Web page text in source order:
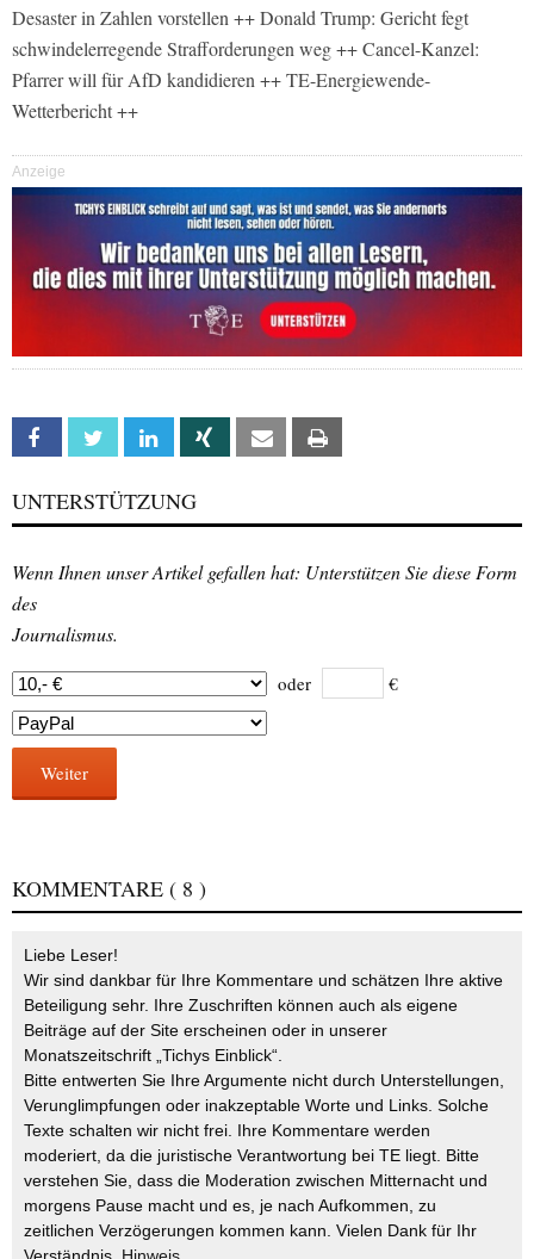
Desaster in Zahlen vorstellen ++ Donald Trump: Gericht fegt
schwindelerregende Strafforderungen weg ++ Cancel-Kanzel:
Pfarrer will für AfD kandidieren ++ TE-Energiewende-
Wetterbericht ++
Anzeige
Facebook Twitter Linkedin Xing Email
UNTERSTÜTZUNG
Wenn Ihnen unser Artikel gefallen hat: Unterstützen Sie diese Form
des
Journalismus.
oder €
Weiter
KOMMENTARE ( 8 )
Liebe Leser!
Wir sind dankbar für Ihre Kommentare und schätzen Ihre aktive
Beteiligung sehr. Ihre Zuschriften können auch als eigene
Beiträge auf der Site erscheinen oder in unserer
Monatszeitschrift „Tichys Einblick“.
Bitte entwerten Sie Ihre Argumente nicht durch Unterstellungen,
Verunglimpfungen oder inakzeptable Worte und Links. Solche
Texte schalten wir nicht frei. Ihre Kommentare werden
moderiert, da die juristische Verantwortung bei TE liegt. Bitte
verstehen Sie, dass die Moderation zwischen Mitternacht und
morgens Pause macht und es, je nach Aufkommen, zu
zeitlichen Verzögerungen kommen kann. Vielen Dank für Ihr